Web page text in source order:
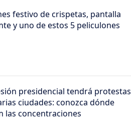
festivo de crispetas, pantalla
y uno de estos 5 peliculones
presidencial tendrá protestas
ciudades: conozca dónde
las concentraciones